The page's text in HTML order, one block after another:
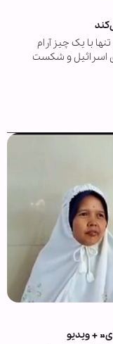
با یک چیز آرام
اسرائیل و شکست
+ ویدیو